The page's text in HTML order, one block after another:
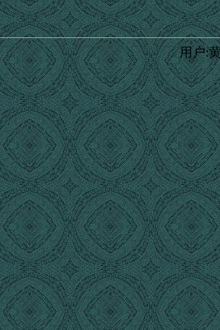
用户: